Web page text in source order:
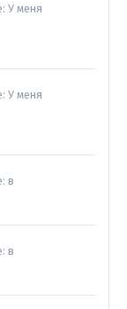
У меня
У меня
в
в